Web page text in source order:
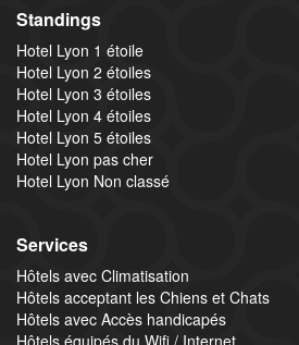
Standings
Hotel Lyon 1 étoile
Hotel Lyon 2 étoiles
Hotel Lyon 3 étoiles
Hotel Lyon 4 étoiles
Hotel Lyon 5 étoiles
Hotel Lyon pas cher
Hotel Lyon Non classé
Services
Hôtels avec Climatisation
Hôtels acceptant les Chiens et Chats
Hôtels avec Accès handicapés
Hôtels équipés du Wifi / Internet